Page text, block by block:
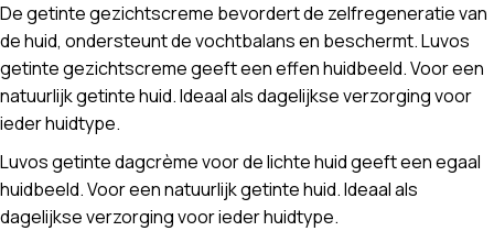
De getinte gezichtscreme bevordert de zelfregeneratie van
de huid, ondersteunt de vochtbalans en beschermt. Luvos
getinte gezichtscreme geeft een effen huidbeeld. Voor een
natuurlijk getinte huid. Ideaal als dagelijkse verzorging voor
ieder huidtype.
Luvos getinte dagcrème voor de lichte huid geeft een egaal
huidbeeld. Voor een natuurlijk getinte huid. Ideaal als
dagelijkse verzorging voor ieder huidtype.